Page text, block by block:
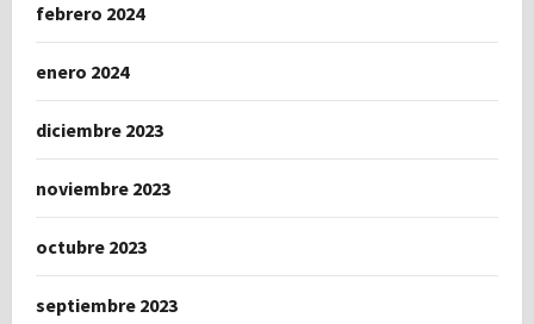
febrero 2024
enero 2024
diciembre 2023
noviembre 2023
octubre 2023
septiembre 2023